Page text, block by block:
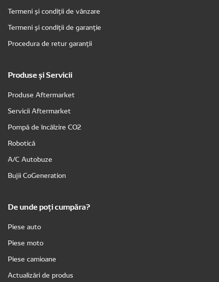
Termeni și condiții de vânzare
Termeni și condiții de garanție
Procedura de retur garanții
Produse și Servicii
Produse Aftermarket
Servicii Aftermarket
Pompă de încălzire CO2
Robotică
A/C Autobuze
Bujii CoGeneration
De unde poți cumpăra?
Piese auto
Piese moto
Piese camioane
Actualizări de produs